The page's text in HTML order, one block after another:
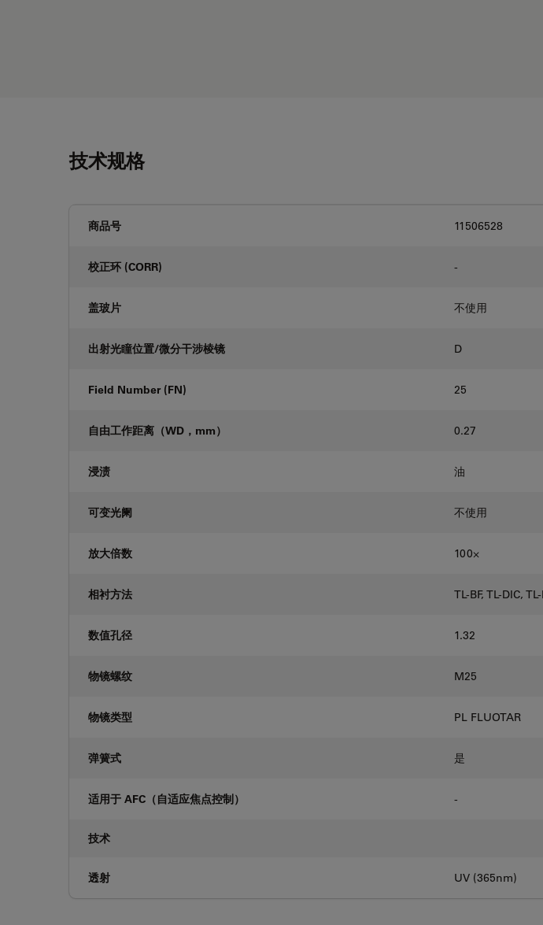
技术规格
商品号 11506528
校正环 (CORR) -
盖玻片 不使用
出射光瞳位置/微分干涉棱镜 D
Field Number (FN) 25
自由工作距离（WD，mm） 0.27
浸渍 油
可变光阑 不使用
放大倍数 100⨉
相衬方法 TL-BF, TL-DIC,
数值孔径 1.32
物镜螺纹 M25
物镜类型 PL FLUOTAR
弹簧式 是
适用于 AFC（自适应焦点控制） -
技术
透射 UV (365nm)